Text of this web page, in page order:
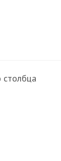
столбца